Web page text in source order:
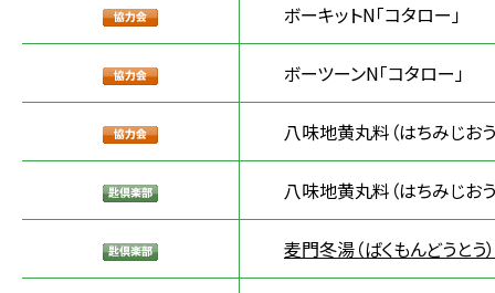
ボーキットN「コタロー」
ボーツーンN「コタロー」
八味地黄丸料（はちみじお
八味地黄丸料（はちみじお
麦門冬湯（ばくもんどうとう